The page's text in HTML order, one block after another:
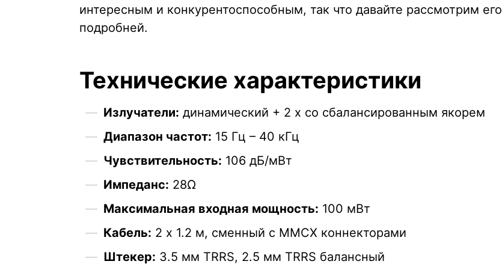
интересным и конкурентоспособным, так что давайте рассмотрим его
подробней.
Технические характеристики
Излучатели: динамический + 2 x со сбалансированным якорем
Диапазон частот: 15 Гц – 40 кГц
Чувствительность: 106 дБ/мВт
Импеданс: 28Ω
Максимальная входная мощность: 100 мВт
Кабель: 2 х 1.2 м, сменный с MMCX коннекторами
Штекер: 3.5 мм TRRS, 2.5 мм TRRS балансный